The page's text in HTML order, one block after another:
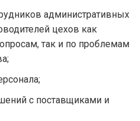
административных
цехов как
так и по проблемам
с поставщиками и